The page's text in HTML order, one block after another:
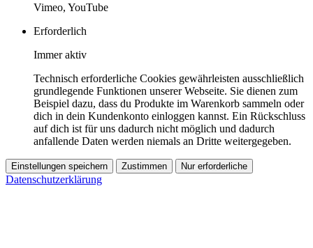
Vimeo, YouTube
Erforderlich
Immer aktiv
Technisch erforderliche Cookies gewährleisten ausschließlich
grundlegende Funktionen unserer Webseite. Sie dienen zum
Beispiel dazu, dass du Produkte im Warenkorb sammeln oder
dich in dein Kundenkonto einloggen kannst. Ein Rückschluss
auf dich ist für uns dadurch nicht möglich und dadurch
anfallende Daten werden niemals an Dritte weitergegeben.
Einstellungen speichern Zustimmen Nur erforderliche
Datenschutzerklärung